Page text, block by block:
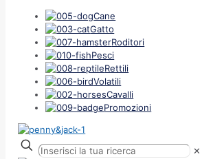
Cane
Gatto
Roditori
Pesci
Rettili
Volatili
Cavalli
Promozioni
✕